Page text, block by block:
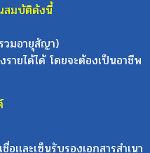
สมบัติดังนี้
มอายุสัญา)
ายได้ได้ โดยจะต้องเป็นอาชีพ
เเละเซ็นรับรองเอกสารสำเนา